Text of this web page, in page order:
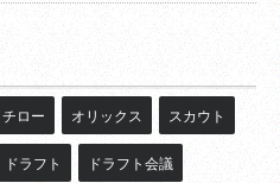
チロー オリックス スカウト
ドラフト ドラフト会議